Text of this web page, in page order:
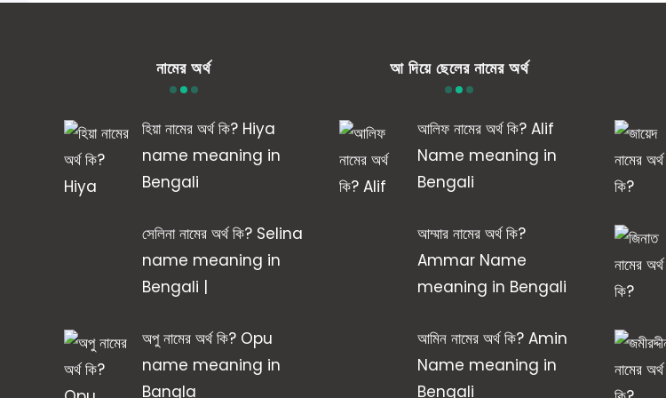
নামের অর্থ
হিয়া নামের অর্থ কি? Hiya
name meaning in
Bengali
সেলিনা নামের অর্থ কি? Selina
name meaning in
Bengali |
অপু নামের অর্থ কি? Opu
name meaning in
Bangla
আ দিয়ে ছেলের নামের অর্থ
আলিফ নামের অর্থ কি? Alif
Name meaning in
Bengali
আম্মার নামের অর্থ কি?
Ammar Name
meaning in Bengali
আমিন নামের অর্থ কি? Amin
Name meaning in
Bengali